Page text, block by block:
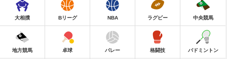
大相撲 Bリーグ NBA ラグビー 中央競馬
地方競馬 卓球 バレー 格闘技 バドミントン